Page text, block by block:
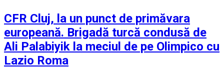
va
mereu
în
inima
CFR Cluj, la un punct de primăvara
europeană. Brigadă turcă condusă de
Ali Palabiyik la meciul de pe Olimpico cu
Lazio Roma